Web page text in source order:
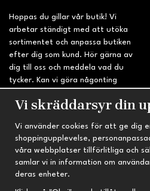
Hoppas du gillar vår butik! Vi
arbetar ständigt med att utöka
sortimentet och anpassa butiken
efter dig som kund. Hör gärna av
dig till oss och meddela vad du
tycker. Kan vi göra någonting
sidan?
INFORMATION
Om oss
Nyheter
TRYGG
Fri frakt vid köp
Vi skräddarsyr din
Vi använder cookies för att ge dig
shoppingupplevelse,
våra webbplatser tillförlitliga och
samlar vi in information om
deras enheter.